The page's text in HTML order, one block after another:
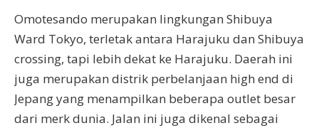
Omotesando merupakan lingkungan Shibuya
Ward Tokyo, terletak antara Harajuku dan Shibuya
crossing, tapi lebih dekat ke Harajuku. Daerah ini
juga merupakan distrik perbelanjaan high end di
Jepang yang menampilkan beberapa outlet besar
dari merk dunia. Jalan ini juga dikenal sebagai